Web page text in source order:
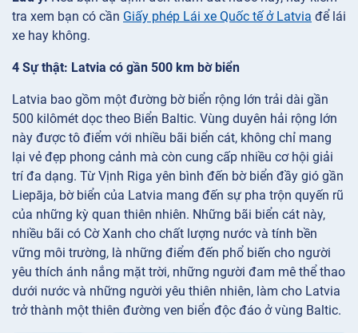
tra xem bạn có cần Giấy phép Lái xe Quốc tế ở Latvia để lái
xe hay không.
4 Sự thật: Latvia có gần 500 km bờ biển
Latvia bao gồm một đường bờ biển rộng lớn trải dài gần
500 kilômét dọc theo Biển Baltic. Vùng duyên hải rộng lớn
này được tô điểm với nhiều bãi biển cát, không chỉ mang
lại vẻ đẹp phong cảnh mà còn cung cấp nhiều cơ hội giải
trí đa dạng. Từ Vịnh Riga yên bình đến bờ biển đầy gió gần
Liepāja, bờ biển của Latvia mang đến sự pha trộn quyến rũ
của những kỳ quan thiên nhiên. Những bãi biển cát này,
nhiều bãi có Cờ Xanh cho chất lượng nước và tính bền
vững môi trường, là những điểm đến phổ biến cho người
yêu thích ánh nắng mặt trời, những người đam mê thể thao
dưới nước và những người yêu thiên nhiên, làm cho Latvia
trở thành một thiên đường ven biển độc đáo ở vùng Baltic.